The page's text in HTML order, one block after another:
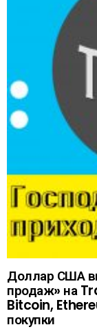
Доллар США
продаж» на
Bitcoin,
покупки